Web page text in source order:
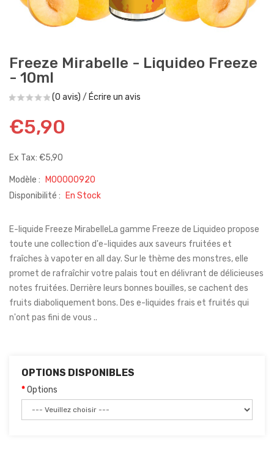
Freeze Mirabelle - Liquideo Freeze
- 10ml
(0 avis) / Écrire un avis
€5,90
Ex Tax: €5,90
Modèle :
M00000920
Disponibilité :
En Stock
E-liquide Freeze MirabelleLa gamme Freeze de Liquideo propose
toute une collection d'e-liquides aux saveurs fruitées et
fraîches à vapoter en all day. Sur le thème des monstres, elle
promet de rafraîchir votre palais tout en délivrant de délicieuses
notes fruitées. Derrière leurs bonnes bouilles, se cachent des
fruits diaboliquement bons. Des e-liquides frais et fruités qui
n'ont pas fini de vous ..
OPTIONS DISPONIBLES
Options